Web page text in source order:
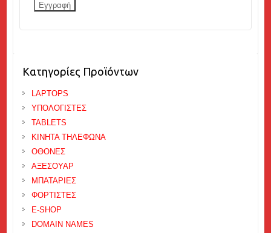
Εγγραφή
Κατηγορίες Προϊόντων
LAPTOPS
ΥΠΟΛΟΓΙΣΤΕΣ
TABLETS
ΚΙΝΗΤΑ ΤΗΛΕΦΩΝΑ
ΟΘΟΝΕΣ
ΑΞΕΣΟΥΑΡ
ΜΠΑΤΑΡΙΕΣ
ΦΟΡΤΙΣΤΕΣ
E-SHOP
DOMAIN NAMES